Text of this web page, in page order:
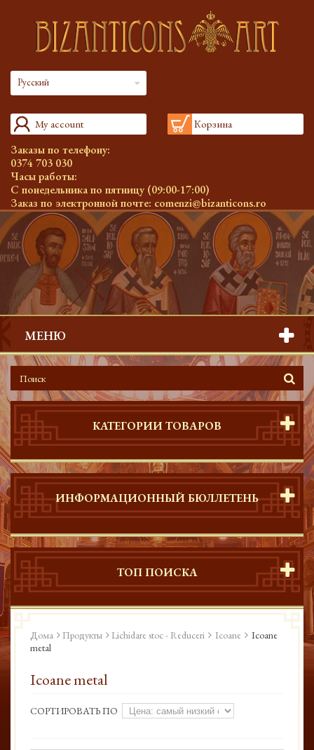
Русский
My account Корзина
Заказы по телефону:
0374 703 030
Часы работы:
С понедельника по пятницу (09:00-17:00)
Заказ по электронной почте: comenzi@bizanticons.ro
МЕНЮ
КАТЕГОРИИ ТОВАРОВ
ИНФОРМАЦИОННЫЙ БЮЛЛЕТЕНЬ
ТОП ПОИСКА
Дома Продукты Lichidare stoc - Reduceri Icoane
Icoane
metal
Icoane metal
СОРТИРОВАТЬ ПО